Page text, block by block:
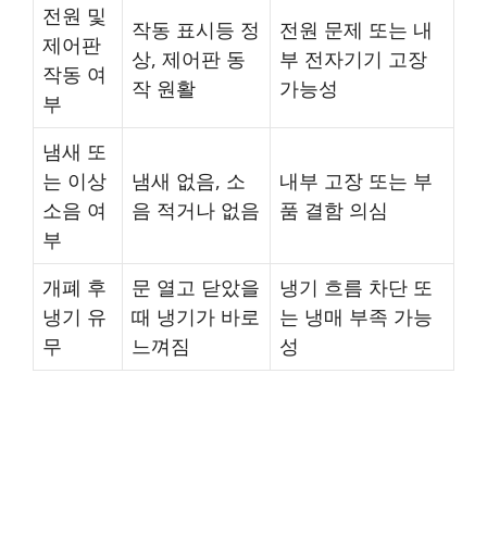
전원 및
제어판
작동 여
부
작동 표시등 정
상, 제어판 동
작 원활
전원 문제 또는 내
부 전자기기 고장
가능성
냄새 또
는 이상
소음 여
부
냄새 없음, 소
음 적거나 없음
내부 고장 또는 부
품 결함 의심
개폐 후
냉기 유
무
문 열고 닫았을
때 냉기가 바로
느껴짐
냉기 흐름 차단 또
는 냉매 부족 가능
성